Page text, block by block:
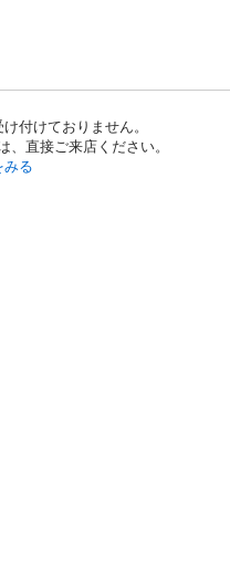
付けておりません。
、直接ご来店ください。
みる